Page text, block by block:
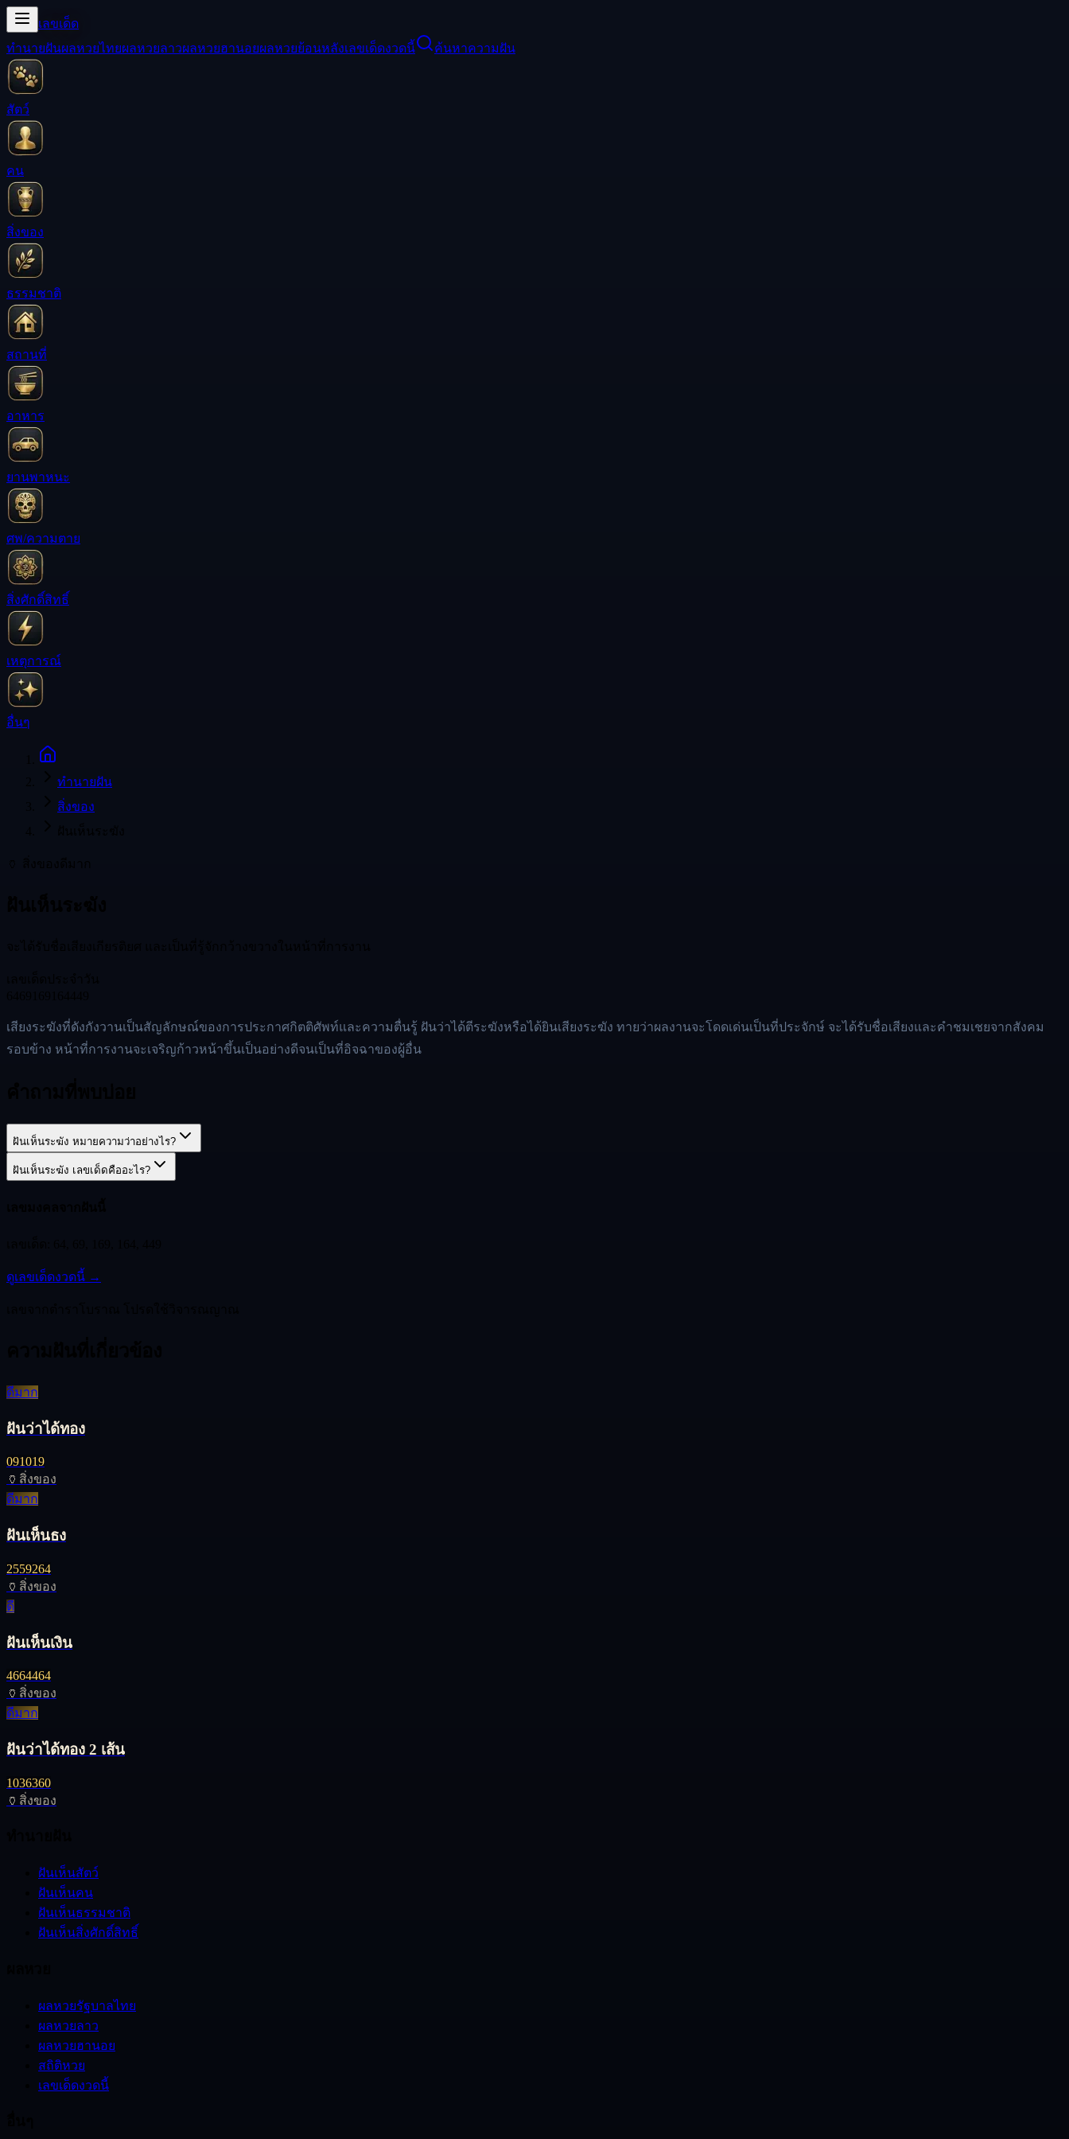
เลขเด็ด
ทำนายฝันผลหวยไทยผลหวยลาวผลหวยฮานอยผลหวยย้อนหลังเลขเด็ดงวดนี้ ค้นหาความฝัน
สัตว์
คน
สิ่งของ
ธรรมชาติ
สถานที่
อาหาร
ยานพาหนะ
ศพ/ความตาย
สิ่งศักดิ์สิทธิ์
เหตุการณ์
อื่นๆ
ทำนายฝัน
สิ่งของ
เสียงระฆังที่ดังกังวานเป็นสัญลักษณ์ของการประกาศกิตติศัพท์และความตื่นรู้ ฝันว่าได้ตีระฆังหรือได้ยินเสียงระฆัง ทายว่าผลงานจะโดดเด่นเป็นที่ประจักษ์ จะได้รับชื่อเสียงและคำชมเชยจากสังคม
รอบข้าง หน้าที่การงานจะเจริญก้าวหน้าขึ้นเป็นอย่างดีจนเป็นที่อิจฉาของผู้อื่น
ฝันเห็นระฆัง หมายความว่าอย่างไร?
ฝันเห็นระฆัง เลขเด็ดคืออะไร?
ดูเลขเด็ดงวดนี้ →
ดีมาก
ฝันว่าได้ทอง
091019
🏺 สิ่งของ
ดีมาก
ฝันเห็นธง
2559264
🏺 สิ่งของ
ดี
ฝันเห็นเงิน
4664464
🏺 สิ่งของ
ดีมาก
ฝันว่าได้ทอง 2 เส้น
1036360
🏺 สิ่งของ
ฝันเห็นสัตว์
ฝันเห็นคน
ฝันเห็นธรรมชาติ
ฝันเห็นสิ่งศักดิ์สิทธิ์
ผลหวยรัฐบาลไทย
ผลหวยลาว
ผลหวยฮานอย
สถิติหวย
เลขเด็ดงวดนี้